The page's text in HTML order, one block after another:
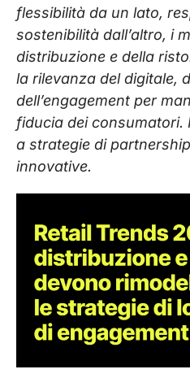
flessibilità da un lato,
sostenibilità dall’altro, i
distribuzione e della
la rilevanza del digitale,
dell’engagement per
fiducia dei consumatori.
a strategie di
innovative.